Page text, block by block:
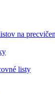
na
listy